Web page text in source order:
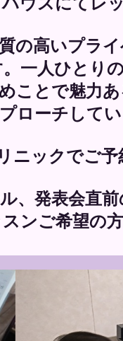
の高いプラ
一人ひとり
ことで魅力あ
ローチしてい
ックでご予
、発表会直
ンご希望の